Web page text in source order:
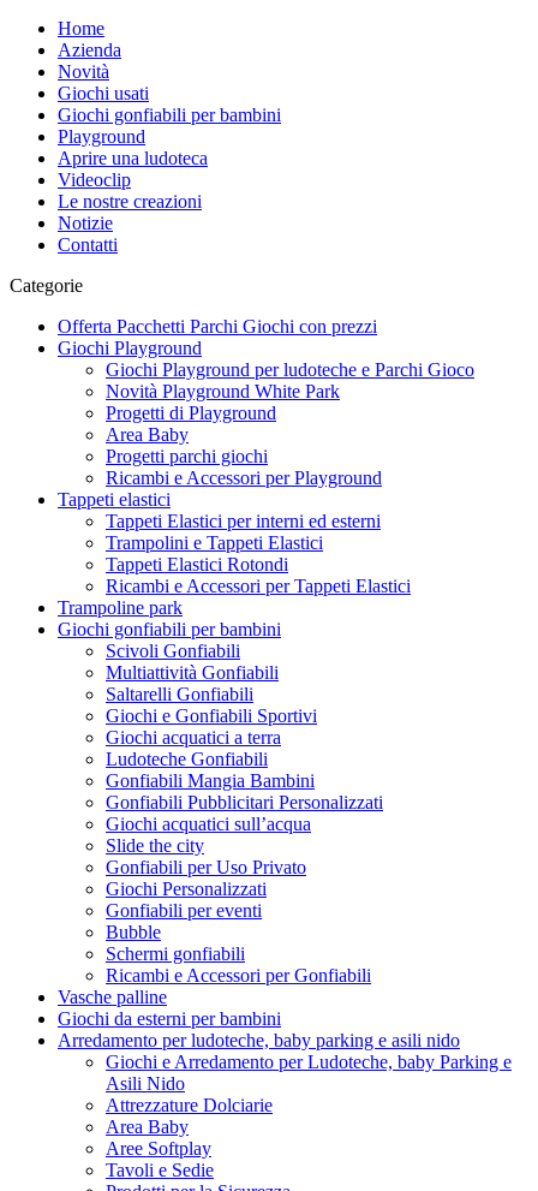
Home
Azienda
Novità
Giochi usati
Giochi gonfiabili per bambini
Playground
Aprire una ludoteca
Videoclip
Le nostre creazioni
Notizie
Contatti
Categorie
Offerta Pacchetti Parchi Giochi con prezzi
Giochi Playground
Giochi Playground per ludoteche e Parchi Gioco
Novità Playground White Park
Progetti di Playground
Area Baby
Progetti parchi giochi
Ricambi e Accessori per Playground
Tappeti elastici
Tappeti Elastici per interni ed esterni
Trampolini e Tappeti Elastici
Tappeti Elastici Rotondi
Ricambi e Accessori per Tappeti Elastici
Trampoline park
Giochi gonfiabili per bambini
Scivoli Gonfiabili
Multiattività Gonfiabili
Saltarelli Gonfiabili
Giochi e Gonfiabili Sportivi
Giochi acquatici a terra
Ludoteche Gonfiabili
Gonfiabili Mangia Bambini
Gonfiabili Pubblicitari Personalizzati
Giochi acquatici sull’acqua
Slide the city
Gonfiabili per Uso Privato
Giochi Personalizzati
Gonfiabili per eventi
Bubble
Schermi gonfiabili
Ricambi e Accessori per Gonfiabili
Vasche palline
Giochi da esterni per bambini
Arredamento per ludoteche, baby parking e asili nido
Giochi e Arredamento per Ludoteche, baby Parking e
Asili Nido
Attrezzature Dolciarie
Area Baby
Aree Softplay
Tavoli e Sedie